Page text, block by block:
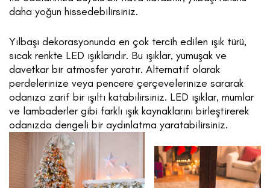
daha yoğun hissedebilirsiniz.
Yılbaşı dekorasyonunda en çok tercih edilen ışık türü,
sıcak renkte LED ışıklarıdır. Bu ışıklar, yumuşak ve
davetkar bir atmosfer yaratır. Alternatif olarak
perdelerinize veya pencere çerçevelerinize sararak
odanıza zarif bir ışıltı katabilirsiniz. LED ışıklar, mumlar
ve lambaderler gibi farklı ışık kaynaklarını birleştirerek
odanızda dengeli bir aydınlatma yaratabilirsiniz.